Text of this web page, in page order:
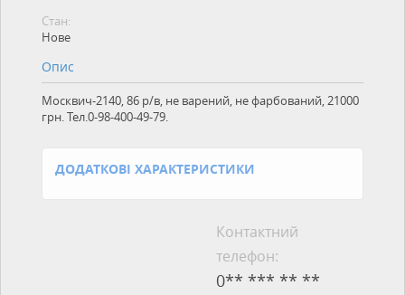
Стан:
Нове
Опис
Москвич-2140, 86 р/в, не варений, не фарбований, 21000
грн. Тел.0-98-400-49-79.
ДОДАТКОВІ ХАРАКТЕРИСТИКИ
Контактний
телефон:
0** *** ** **